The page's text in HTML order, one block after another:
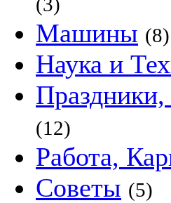
Машины (8)
Наука и
(12)
Работа,
Советы (5)